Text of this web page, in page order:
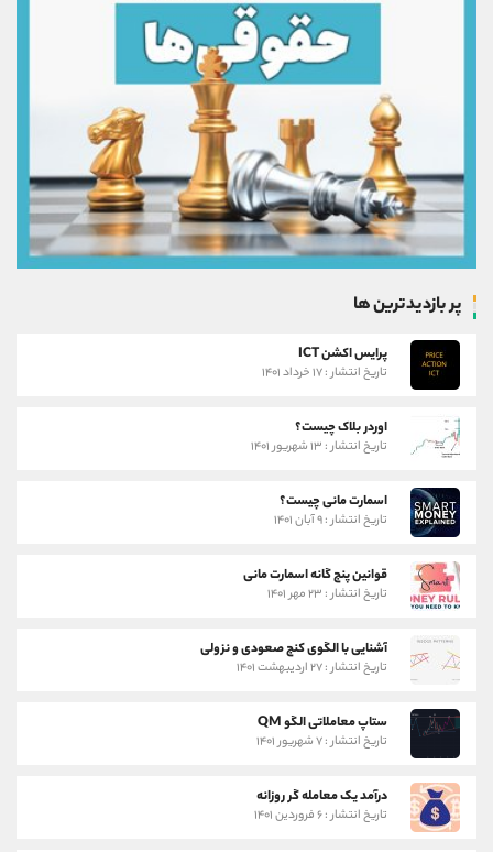
پر بازدیدترین ها
پرایس اکشن ICT
تاریخ انتشار : ۱۷ خرداد ۱۴۰۱
اوردر بلاک چیست؟
تاریخ انتشار : ۱۳ شهریور ۱۴۰۱
اسمارت مانی چیست؟
تاریخ انتشار : ۹ آبان ۱۴۰۱
قوانین پنج گانه اسمارت مانی
تاریخ انتشار : ۲۳ مهر ۱۴۰۱
آشنایی با الگوی کنج صعودی و نزولی
تاریخ انتشار : ۲۷ اردیبهشت ۱۴۰۱
ستاپ معاملاتی الگو QM
تاریخ انتشار : ۷ شهریور ۱۴۰۱
درآمد یک معامله گر روزانه
تاریخ انتشار : ۶ فروردین ۱۴۰۱